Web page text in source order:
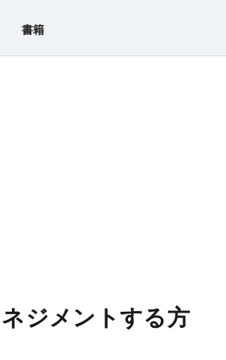
書籍
ジメントする方